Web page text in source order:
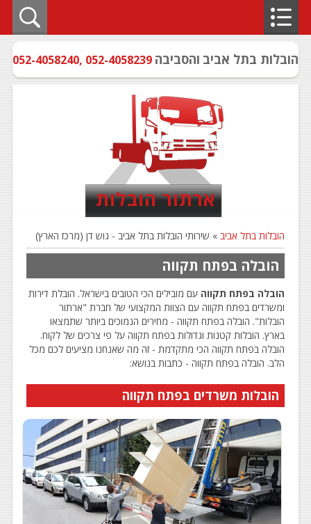
הובלות בתל אביב והסביבה 052-4058239
,
052-4058240
ארתור הובלות
הובלות בתל אביב » שירותי הובלות בתל אביב - גוש דן (מרכז הארץ)
הובלה בפתח תקווה
הובלה בפתח תקווה עם מובילים הכי הטובים בישראל. הובלת דירות
ומשרדים בפתח תקווה עם הצוות המקצועי של חברת "ארתור
הובלות". הובלה בפתח תקווה - מחירים הנמוכים ביותר שתמצאו
בארץ. הובלות קטנות וגדולות בפתח תקווה על פי צרכים של לקוח.
הובלה בפתח תקווה הכי מתקדמת - זה מה שאנחנו מציעים לכם מכל
הלב. הובלה בפתח תקווה - כתבות בנושא:
הובלות משרדים בפתח תקווה